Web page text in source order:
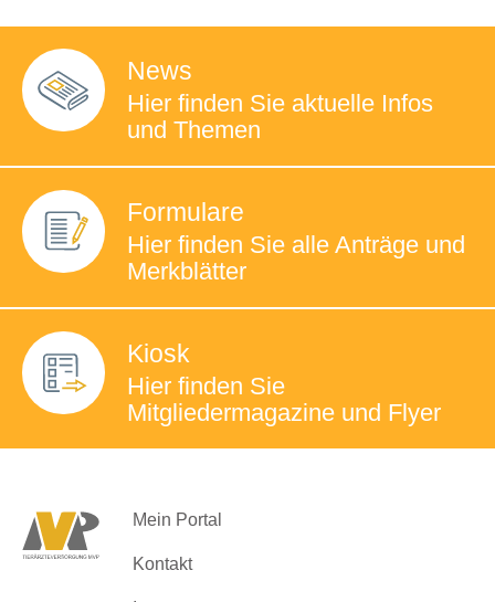
News
Hier finden Sie aktuelle Infos
und Themen
Formulare
Hier finden Sie alle Anträge und
Merkblätter
Kiosk
Hier finden Sie
Mitgliedermagazine und Flyer
Mein Portal
Kontakt